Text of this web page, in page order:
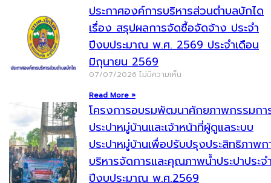
ประกาศองค์การบริหารส่วนตำบลบักได
เรื่อง สรุปผลการจัดซื้อจัดจ้าง ประจำ
ปีงบประมาณ พ.ศ. 2569 ประจำเดือน
มิถุนายน 2569
07/07/2026 ไม่มีความเห็น
Read More »
โครงการอบรมพัฒนาศักยภาพกรรมกา
ประปาหมู่บ้านและเจ้าหน้าที่ผู้ดูแลระบบ
ประปาหมู่บ้านเพื่อปรับปรุงประสิทธิภาพก
บริหารจัดการและคุณภาพน้ำประปาประจ
ปีงบประมาณ พ.ศ.2569